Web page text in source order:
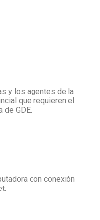
y los agentes de la
que requieren el
de GDE.
con conexión